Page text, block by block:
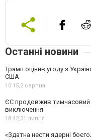
Останні новини
Трамп оцінив угоду з
США
10:15,2 серпня
ЄС продовжив тимчасовий
виключення
18:42,31 липня
«Здатна нести ядерні